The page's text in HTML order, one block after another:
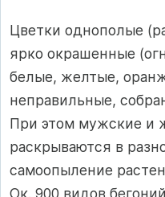
Цветки однополые
ярко окрашенные
белые, желтые,
неправильные,
При этом мужские и
раскрываются в
самоопыление